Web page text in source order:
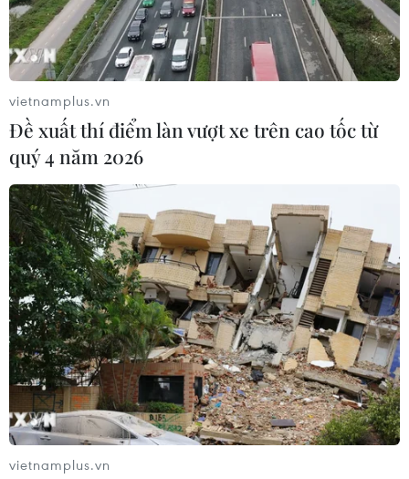
Đồng Tháp: Chìm xuồng trên sông Cao
Lãnh khiến 1 người tử vong
Sau khi tham gia thực hiện tổng vệ sinh trên tuyến sông
Cao Lãnh, hai dân quân tự vệ bơi xuồng đi trả người
dân thì gặp sự cố chìm xuồng, một trong hai người do
không biết bơi nên đã không qua khỏi.
vietnamplus.vn
Đề xuất thí điểm làn vượt xe trên cao tốc từ
quý 4 năm 2026
vietnamplus.vn